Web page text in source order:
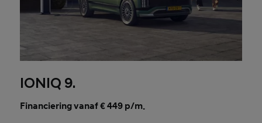
IONIQ 9.
Financiering vanaf € 449 p/m.